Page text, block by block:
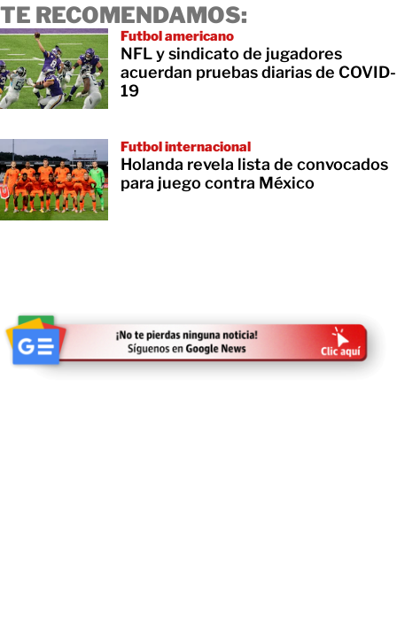
TE RECOMENDAMOS:
Futbol americano
NFL y sindicato de jugadores
acuerdan pruebas diarias de COVID-
19
Futbol internacional
Holanda revela lista de convocados
para juego contra México